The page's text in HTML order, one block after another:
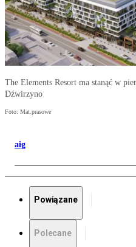
The Elements Resort ma stanąć w
Dźwirzyno
Foto: Mat.prasowe
aig
Powiązane
Polecane